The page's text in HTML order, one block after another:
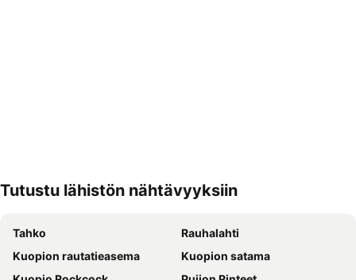
Tutustu lähistön nähtävyyksiin
Tahko
Rauhalahti
Kuopion rautatieasema
Kuopion satama